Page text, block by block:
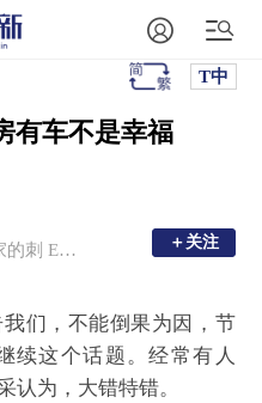
T中
有车不是幸福
挑刺砖家——专挑专家的刺 E-mail:wqphil@126.com 微信公众号：zhuanyetiaoci ＋关注
＋关注
们，不能倒果为因，节
续这个话题。经常有人
认为，大错特错。